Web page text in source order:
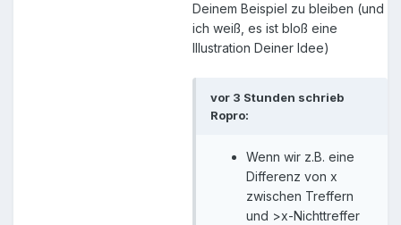
Deinem Beispiel zu bleiben (und
ich weiß, es ist bloß eine
Illustration Deiner Idee)
vor 3 Stunden schrieb
Ropro:
Wenn wir z.B. eine
Differenz von x
zwischen Treffern
und >x-Nichttreffer